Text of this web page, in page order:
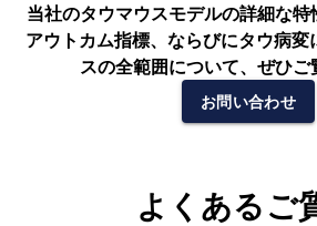
当社のタウマウスモデルの詳細な
アウトカム指標、ならびにタウ病変
スの全範囲について、ぜひご
お問い合わせ
よくあるご